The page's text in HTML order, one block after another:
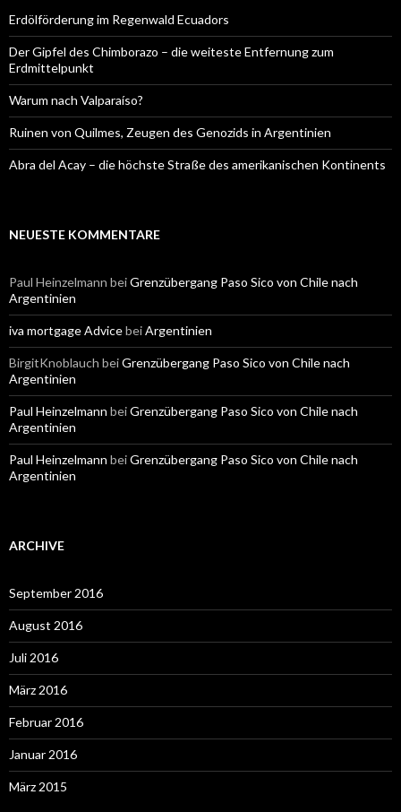
Erdölförderung im Regenwald Ecuadors
Der Gipfel des Chimborazo – die weiteste Entfernung zum
Erdmittelpunkt
Warum nach Valparaíso?
Ruinen von Quilmes, Zeugen des Genozids in Argentinien
Abra del Acay – die höchste Straße des amerikanischen Kontinents
NEUESTE KOMMENTARE
Paul Heinzelmann beiGrenzübergang Paso Sico von Chile nach
Argentinien
iva mortgage AdvicebeiArgentinien
BirgitKnoblauch beiGrenzübergang Paso Sico von Chile nach
Argentinien
Paul Heinzelmann beiGrenzübergang Paso Sico von Chile nach
Argentinien
Paul Heinzelmann beiGrenzübergang Paso Sico von Chile nach
Argentinien
ARCHIVE
September 2016
August 2016
Juli 2016
März 2016
Februar 2016
Januar 2016
März 2015